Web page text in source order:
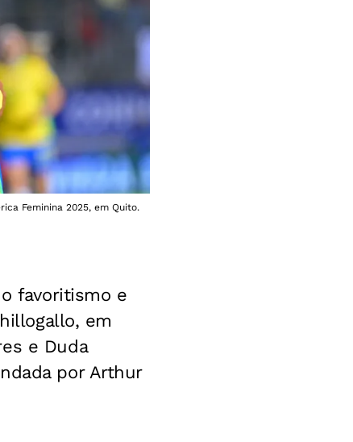
Feminina 2025, em Quito.
favoritismo e
em
e Duda
por Arthur